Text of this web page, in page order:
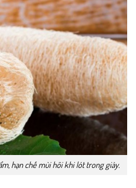
hạn chế mùi hôi khi lót trong giày.